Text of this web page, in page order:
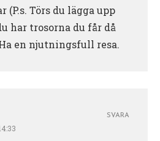
(P.s. Törs du lägga upp
har trosorna du får då
Ha en njutningsfull resa.
SVARA